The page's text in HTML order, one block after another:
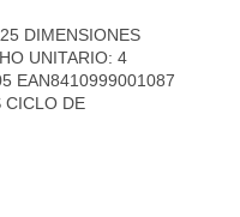
DIMENSIONES
UNITARIO: 4
EAN8410999001087
CICLO DE